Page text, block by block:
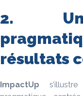
2.
résultats
ImpactUp